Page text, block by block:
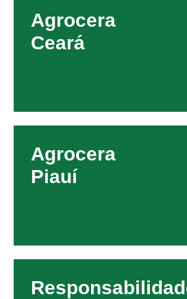
Agrocera
Ceará
Agrocera
Piauí